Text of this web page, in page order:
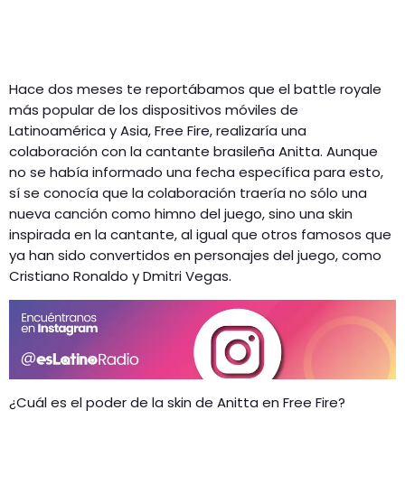
Hace dos meses te reportábamos que el battle royale
más popular de los dispositivos móviles de
Latinoamérica y Asia, Free Fire, realizaría una
colaboración con la cantante brasileña Anitta. Aunque
no se había informado una fecha específica para esto,
sí se conocía que la colaboración traería no sólo una
nueva canción como himno del juego, sino una skin
inspirada en la cantante, al igual que otros famosos que
ya han sido convertidos en personajes del juego, como
Cristiano Ronaldo y Dmitri Vegas.
¿Cuál es el poder de la skin de Anitta en Free Fire?